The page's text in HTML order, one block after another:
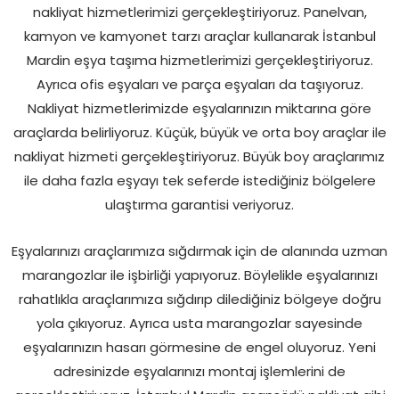
nakliyat hizmetlerimizi gerçekleştiriyoruz. Panelvan,
kamyon ve kamyonet tarzı araçlar kullanarak İstanbul
Mardin eşya taşıma hizmetlerimizi gerçekleştiriyoruz.
Ayrıca ofis eşyaları ve parça eşyaları da taşıyoruz.
Nakliyat hizmetlerimizde eşyalarınızın miktarına göre
araçlarda belirliyoruz. Küçük, büyük ve orta boy araçlar ile
nakliyat hizmeti gerçekleştiriyoruz. Büyük boy araçlarımız
ile daha fazla eşyayı tek seferde istediğiniz bölgelere
ulaştırma garantisi veriyoruz.
Eşyalarınızı araçlarımıza sığdırmak için de alanında uzman
marangozlar ile işbirliği yapıyoruz. Böylelikle eşyalarınızı
rahatlıkla araçlarımıza sığdırıp dilediğiniz bölgeye doğru
yola çıkıyoruz. Ayrıca usta marangozlar sayesinde
eşyalarınızın hasarı görmesine de engel oluyoruz. Yeni
adresinizde eşyalarınızı montaj işlemlerini de